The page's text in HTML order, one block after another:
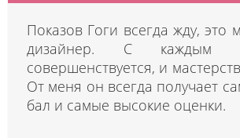
Показов Гоги всегда жду,
дизайнер. С каждым
совершенствуется, и
От меня он всегда получает
бал и самые высокие оценки.